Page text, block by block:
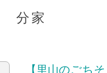
分家
【里山のごち